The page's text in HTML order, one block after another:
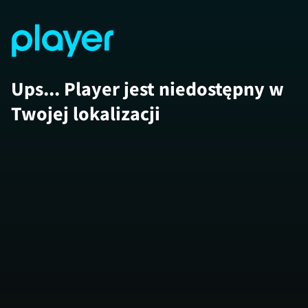
Ups... Player jest niedostępny w
Twojej lokalizacji